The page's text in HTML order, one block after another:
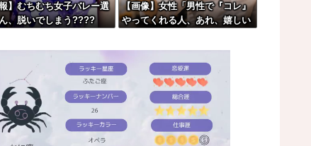
東大卒」
ないんだ」
万再生を突破してしまう←正直、こう言...
】むちむち女子バレー選
、脱いでしまう????
【画像】女性「男性で『コレ』
やってくれる人、あれ、嬉しい
らw w w w w w w w w